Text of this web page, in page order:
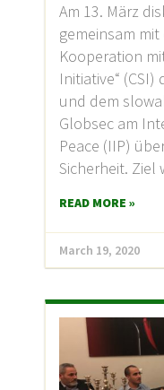
Am 13. März
gemeinsam
Kooperation
Initiative“
und dem
Globsec am
Peace (IIP)
Sicherheit. Ziel
READ MORE »
March 19, 2020